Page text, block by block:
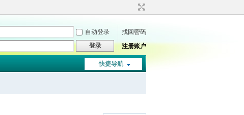
自动登录
找回密码
登录 注册账户
快捷导航